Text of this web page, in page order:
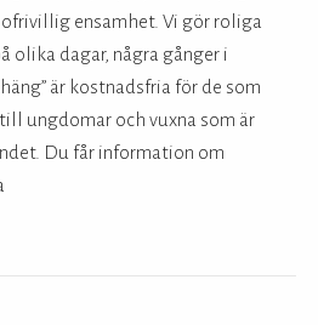
ensamhet. Vi gör roliga
olika dagar, några gånger i
är kostnadsfria för de som
ungdomar och vuxna som är
Du får information om